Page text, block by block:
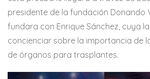
presidente de la fundación Donando
fundara con Enrique Sánchez, cuya
concienciar sobre la importancia de
de órganos para trasplantes.